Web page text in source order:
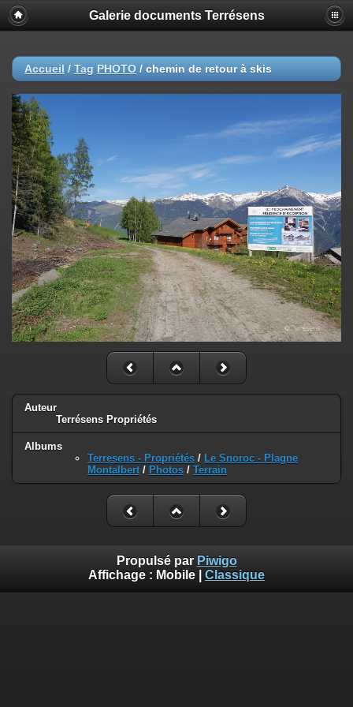
Galerie documents Terrésens
Accueil / Tag PHOTO / chemin de retour à skis
Auteur
Terrésens Propriétés
Albums
Terresens - Propriétés / Le Snoroc - Plagne
Montalbert / Photos / Terrain
Propulsé par Piwigo
Affichage : Mobile Classique